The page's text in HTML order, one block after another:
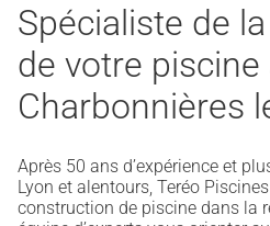
Spécialiste de
de votre piscine
Charbonnières
Après 50 ans d’expérience et
Lyon et alentours, Teréo
construction de piscine dans la